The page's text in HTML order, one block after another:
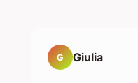
G Giulia